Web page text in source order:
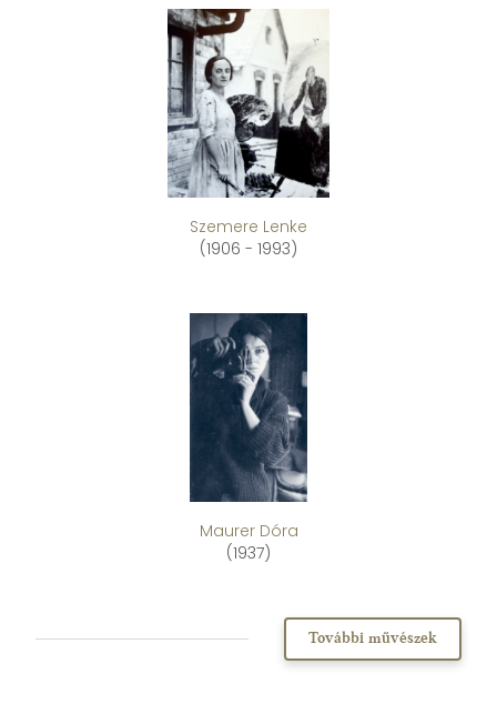
Szemere Lenke
(1906 - 1993)
Maurer Dóra
(1937)
További művészek